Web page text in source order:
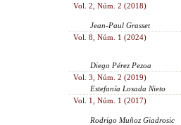
Vol. 2, Núm. 2 (2018)
Jean-Paul Grasset
Vol. 8, Núm. 1 (2024)
Diego Pérez Pezoa
Vol. 3, Núm. 2 (2019)
Estefanía Losada Nieto
Vol. 1, Núm. 1 (2017)
Rodrigo Muñoz Giadrosic